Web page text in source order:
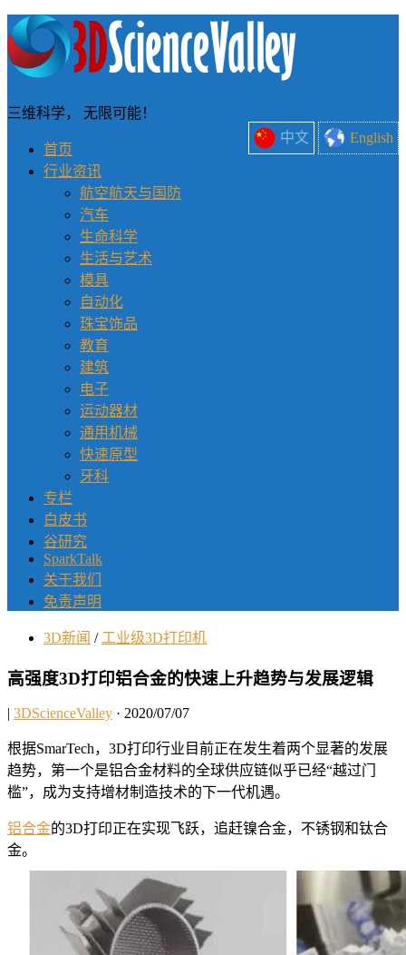
中文 English
三维科学， 无限可能！
首页
行业资讯
航空航天与国防
汽车
生命科学
生活与艺术
模具
自动化
珠宝饰品
教育
建筑
电子
运动器材
通用机械
快速原型
牙科
专栏
白皮书
谷研究
SparkTalk
关于我们
免责声明
3D新闻 / 工业级3D打印机
高强度3D打印铝合金的快速上升趋势与发展逻辑
| 3DScienceValley · 2020/07/07
根据SmarTech，3D打印行业目前正在发生着两个显著的发展
趋势，第一个是铝合金材料的全球供应链似乎已经“越过门
槛”，成为支持增材制造技术的下一代机遇。
铝合金的3D打印正在实现飞跃，追赶镍合金，不锈钢和钛合
金。